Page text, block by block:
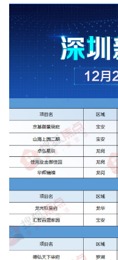
首
新
闻
资
讯
财
经